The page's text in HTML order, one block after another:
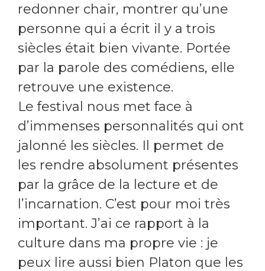
redonner chair, montrer qu’une
personne qui a écrit il y a trois
siècles était bien vivante. Portée
par la parole des comédiens, elle
retrouve une existence.
Le festival nous met face à
d’immenses personnalités qui ont
jalonné les siècles. Il permet de
les rendre absolument présentes
par la grâce de la lecture et de
l’incarnation. C’est pour moi très
important. J’ai ce rapport à la
culture dans ma propre vie : je
peux lire aussi bien Platon que les